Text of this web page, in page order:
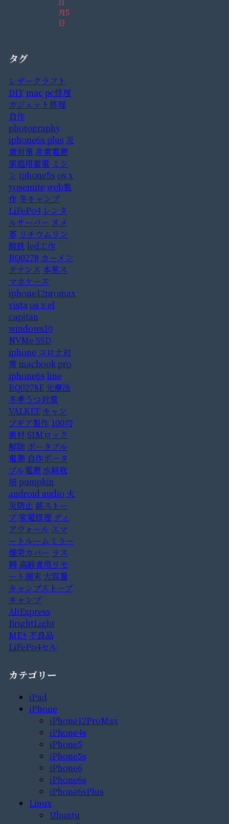
11
月5
日
タグ
レザークラフト
DIYmac pc修理
ガジェット修理
自作
photography
iphone6s plus 災
害対策非常電源
家庭用蓄電 ミシ
ン iphone5s os x
yosemite web製
作 冬キャンプ
LiFePo4 レンタ
ルサーバー ヌメ
革 リチウムリン
酸鉄 led工作
RQ0278 カーメン
テナンス 本革ス
マホケース
iphone12promax
vistaos x el
capitan
windows10
NVMe SSD
iphone コロナ対
策macbook pro
iphone6s line
RQ0278E 光療法
冬季うつ対策
VALKEE キャン
プギア製作 100均
素材SIMロック
解除 ポータブル
電源 自作ポータ
ブル電源水耕栽
培pumpkin
android audio 火
災防止 薪ストー
ブ家電修理 ディ
アウォール スマ
ートルームミラー
煙突カバー ラス
網 高齢者用リモ
ート端末大容量
キャンプストーブ
キャンプ
AliExpress
BrightLight
ME+不良品
LiFePo4セル
カテゴリー
iPad
iPhone
iPhone12ProMax
iPhone4s
iPhone5
iPhone5s
iPhone6
iPhone6s
iPhone6sPlus
Linux
Ubuntu